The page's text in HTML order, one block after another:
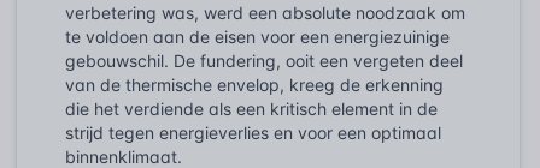
verbetering was, werd een absolute noodzaak om
te voldoen aan de eisen voor een energiezuinige
gebouwschil. De fundering, ooit een vergeten deel
van de thermische envelop, kreeg de erkenning
die het verdiende als een kritisch element in de
strijd tegen energieverlies en voor een optimaal
binnenklimaat.